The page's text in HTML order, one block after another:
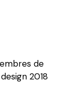
de
2018